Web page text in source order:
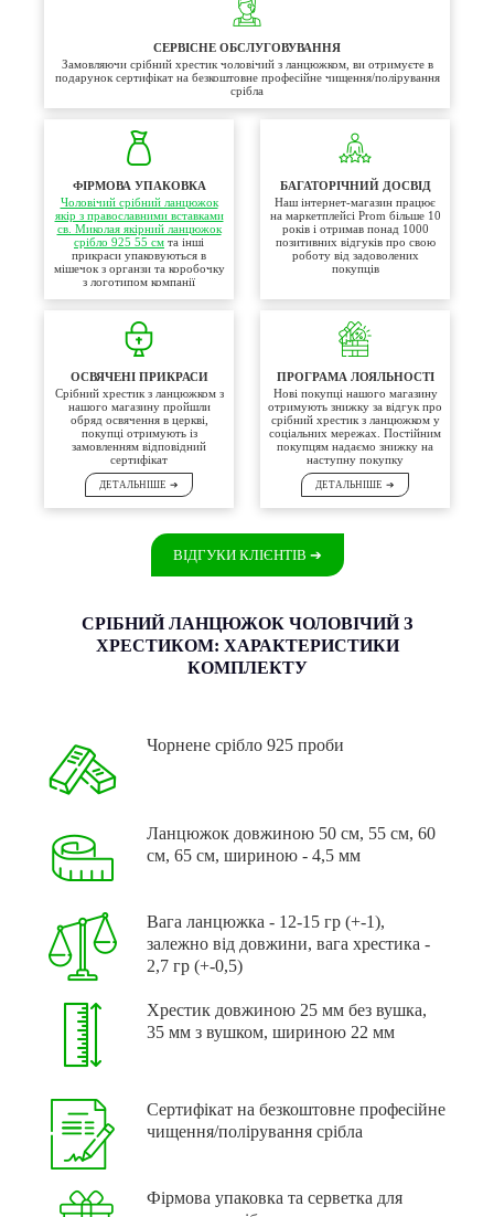
СЕРВІСНЕ ОБСЛУГОВУВАННЯ
Замовляючи срібний хрестик чоловічий з ланцюжком, ви отримуєте в
подарунок сертифікат на безкоштовне професійне чищення/полірування
срібла
ФІРМОВА УПАКОВКА
Чоловічий срібний ланцюжок
якір з православними вставками
св. Миколая якірний ланцюжок
срібло 925 55 см та інші
прикраси упаковуються в
мішечок з органзи та коробочку
з логотипом компанії
БАГАТОРІЧНИЙ ДОСВІД
Наш інтернет-магазин працює
на маркетплейсі Prom більше 10
років і отримав понад 1000
позитивних відгуків про свою
роботу від задоволених
покупців
ОСВЯЧЕНІ ПРИКРАСИ
Срібний хрестик з ланцюжком з
нашого магазину пройшли
обряд освячення в церкві,
покупці отримують із
замовленням відповідний
сертифікат
ДЕТАЛЬНІШЕ ➔
ПРОГРАМА ЛОЯЛЬНОСТІ
Нові покупці нашого магазину
отримують знижку за відгук про
срібний хрестик з ланцюжком у
соціальних мережах. Постійним
покупцям надаємо знижку на
наступну покупку
ДЕТАЛЬНІШЕ ➔
ВІДГУКИ КЛІЄНТІВ ➔
СРІБНИЙ ЛАНЦЮЖОК ЧОЛОВІЧИЙ З
ХРЕСТИКОМ: ХАРАКТЕРИСТИКИ
КОМПЛЕКТУ
Чорнене срібло 925 проби
Ланцюжок довжиною 50 см, 55 см, 60
см, 65 см, шириною - 4,5 мм
Вага ланцюжка - 12-15 гр (+-1),
залежно від довжини, вага хрестика -
2,7 гр (+-0,5)
Хрестик довжиною 25 мм без вушка,
35 мм з вушком, шириною 22 мм
Сертифікат на безкоштовне професійне
чищення/полірування срібла
Фірмова упаковка та серветка для